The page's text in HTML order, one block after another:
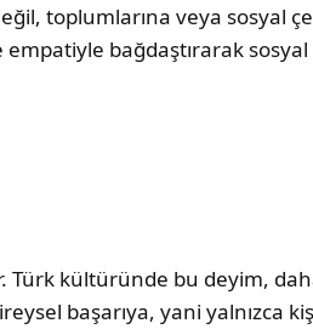
toplumlarına veya sosyal
bağdaştırarak
Türk kültüründe bu deyim,
başarıya, yani yalnızca